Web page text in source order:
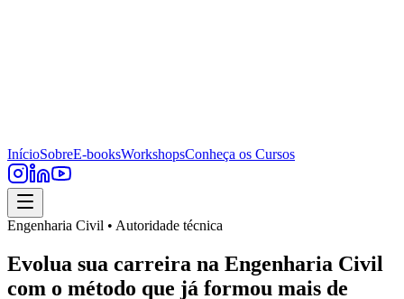
InícioSobreE-booksWorkshopsConheça os Cursos
Engenharia Civil • Autoridade técnica
Evolua sua carreira na Engenharia Civil
com o método que já formou mais de